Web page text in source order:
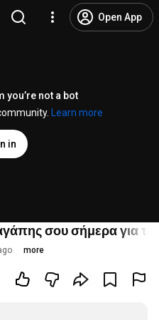
Open App
you’re not a bot
Learn more
in
σου σήμερα για
more